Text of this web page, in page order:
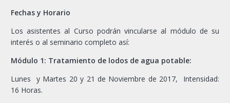
Fechas y Horario
Los asistentes al Curso podrán vincularse al módulo de su
interés o al seminario completo así:
Módulo 1: Tratamiento de lodos de agua potable:
Lunes y Martes 20 y 21 de Noviembre de 2017, Intensidad:
16 Horas.